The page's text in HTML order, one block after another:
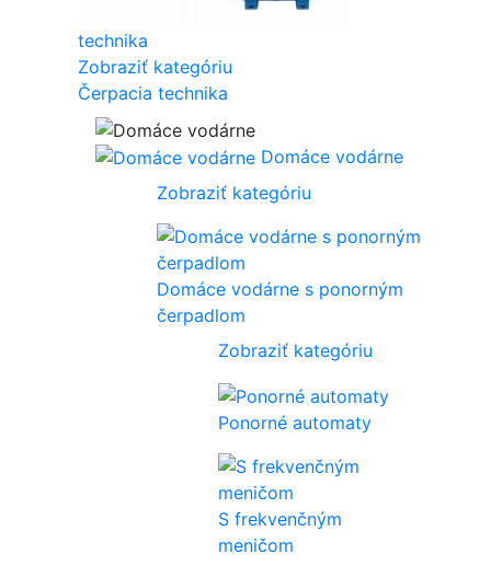
technika
Zobraziť kategóriu
Čerpacia technika
Domáce vodárne
Zobraziť kategóriu
Domáce vodárne s ponorným
čerpadlom
Zobraziť kategóriu
Ponorné automaty
S frekvenčným
meničom